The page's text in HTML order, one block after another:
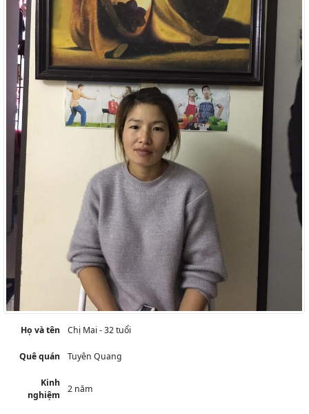
Họ và tên Chị Mai - 32 tuổi
Quê quán Tuyên Quang
Kinh
nghiệm
2 năm